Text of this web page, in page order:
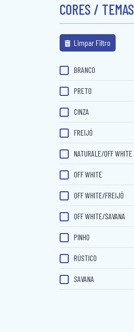
SOFANETE
CORES / TEMAS
Limpar Filtro
BRANCO
PRETO
CINZA
FREIJÓ
NATURALE/OFF WHITE
OFF WHITE
OFF WHITE/FREIJÓ
OFF WHITE/SAVANA
PINHO
RÚSTICO
SAVANA